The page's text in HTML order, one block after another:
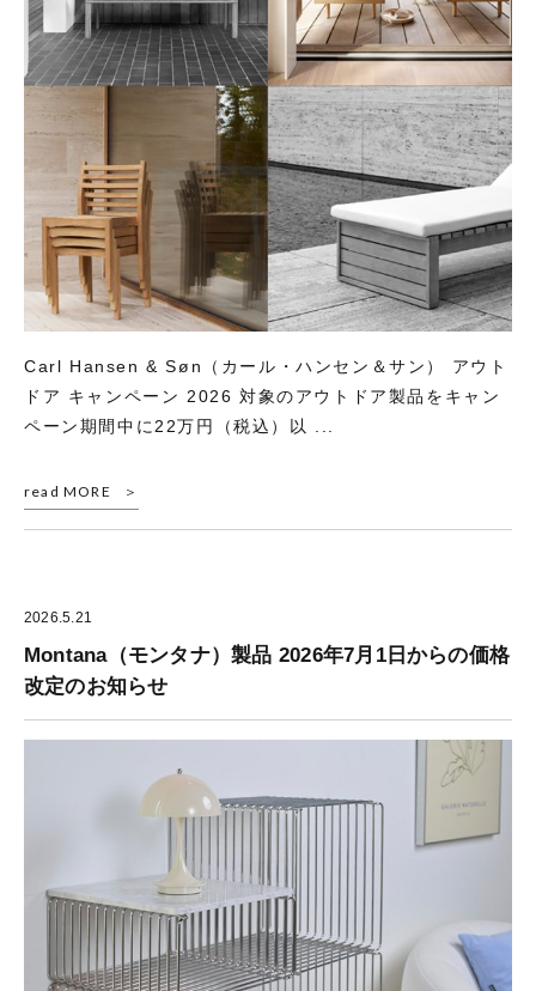
Carl Hansen & Søn（カール・ハンセン＆サン） アウト
ドア キャンペーン 2026 対象のアウトドア製品をキャン
ペーン期間中に22万円（税込）以 ...
read MORE
2026.5.21
Montana（モンタナ）製品 2026年7月1日からの価格
改定のお知らせ